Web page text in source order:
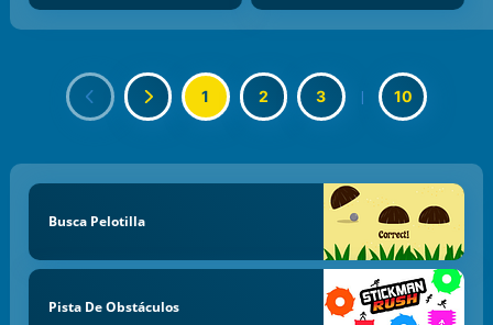
1 2 3 | 10
Busca Pelotilla
Pista De Obstáculos